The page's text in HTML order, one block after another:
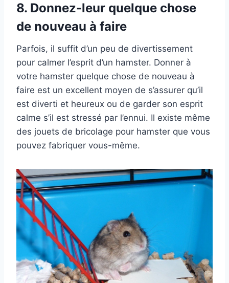
8. Donnez-leur quelque chose
de nouveau à faire
Parfois, il suffit d’un peu de divertissement
pour calmer l’esprit d’un hamster. Donner à
votre hamster quelque chose de nouveau à
faire est un excellent moyen de s’assurer qu’il
est diverti et heureux ou de garder son esprit
calme s’il est stressé par l’ennui. Il existe même
des jouets de bricolage pour hamster que vous
pouvez fabriquer vous-même.